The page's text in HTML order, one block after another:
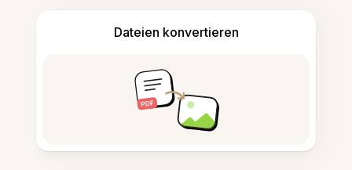
Dateien konvertieren